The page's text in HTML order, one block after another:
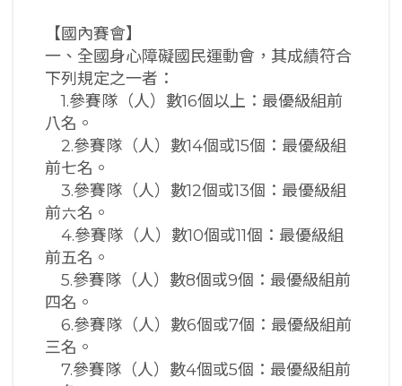
【國內賽會】
一、全國身心障礙國民運動會，其成績符合
下列規定之一者：
1.參賽隊（人）數16個以上：最優級組前
八名。
2.參賽隊（人）數14個或15個：最優級組
前七名。
3.參賽隊（人）數12個或13個：最優級組
前六名。
4.參賽隊（人）數10個或11個：最優級組
前五名。
5.參賽隊（人）數8個或9個：最優級組前
四名。
6.參賽隊（人）數6個或7個：最優級組前
三名。
7.參賽隊（人）數4個或5個：最優級組前